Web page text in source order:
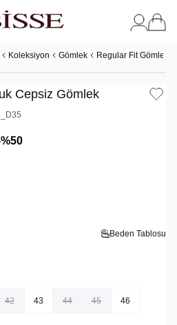
Koleksiyon Gömlek Regular Fit Gömlek
Cepsiz Gömlek
50
Beden Tablosu
42 43 44 45 46